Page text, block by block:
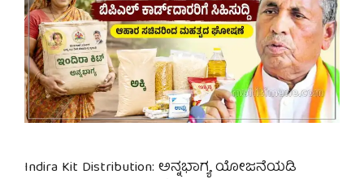
Indira Kit Distribution: ಅನ್ನಭಾಗ್ಯ ಯೋಜನೆಯಡಿ